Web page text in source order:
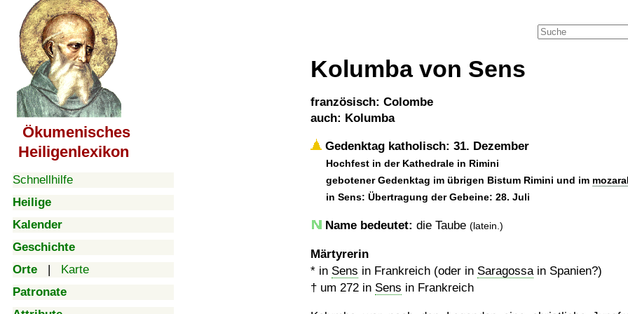
Ökumenisches
Heiligenlexikon
Schnellhilfe
Heilige
Kalender
Geschichte
Orte | Karte
Patronate
Kolumba von Sens
französisch: Colombe
auch: Kolumba
Gedenktag katholisch: 31. Dezember
Hochfest in der Kathedrale in Rimini
gebotener Gedenktag im übrigen Bistum Rimini und im
in Sens: Übertragung der Gebeine: 28. Juli
Name bedeutet: die Taube (latein.)
Märtyrerin
* in Sens in Frankreich (oder in Saragossain Spanien?)
† um 272 in Sens in Frankreich